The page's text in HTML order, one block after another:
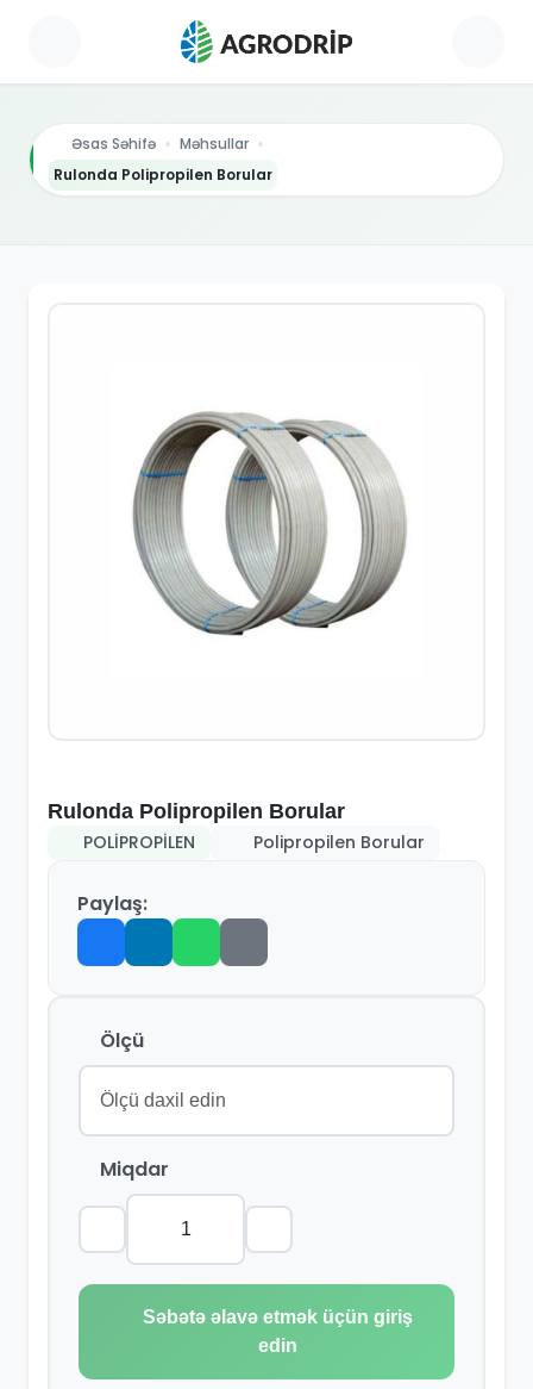
Əsas Səhifə
Məhsullar
Rulonda Polipropilen Borular
Rulonda Polipropilen Borular
POLİPROPİLEN
Polipropilen Borular
Paylaş:
Ölçü
Miqdar
Səbətə əlavə etmək üçün giriş
edin